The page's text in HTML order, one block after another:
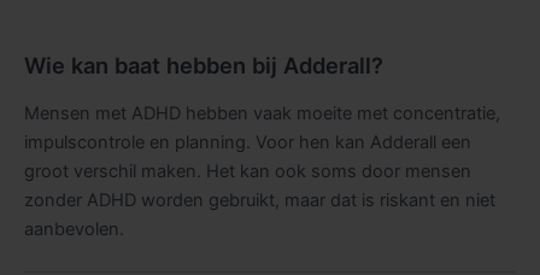
Wie kan baat hebben bij Adderall?
Mensen met ADHD hebben vaak moeite met concentratie,
impulscontrole en planning. Voor hen kan Adderall een
groot verschil maken. Het kan ook soms door mensen
zonder ADHD worden gebruikt, maar dat is riskant en niet
aanbevolen.